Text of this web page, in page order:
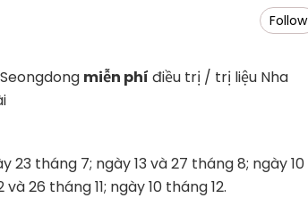
Follow
miễn phí điều trị / trị liệu Nha
23 tháng 7; ngày 13 và 27 tháng 8; ngày 10
26 tháng 11; ngày 10 tháng 12.